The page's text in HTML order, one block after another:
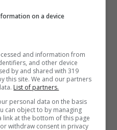
(SulmonaOggi.it)
nuova lavoratrice
Yaman.
della villa,
on a device
and information from
and other device
by and shared with 319
this site. We and our partners
List of partners.
personal data on the basis
can object to by managing
at the bottom of this page
withdraw consent in privacy